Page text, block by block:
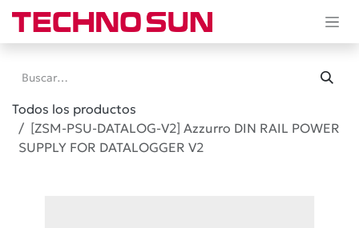
Ir al contenido
Todos los productos
[ZSM-PSU-DATALOG-V2] Azzurro DIN RAIL POWER
SUPPLY FOR DATALOGGER V2